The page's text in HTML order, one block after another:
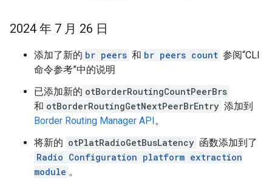
2024 年 7 月 26 日
添加了新的 br peers 和 br peers count 参阅“CLI
命令参考”中的说明
已添加新的 otBorderRoutingCountPeerBrs
和 otBorderRoutingGetNextPeerBrEntry 添加到
Border Routing Manager API。
将新的 otPlatRadioGetBusLatency 函数添加到了
Radio Configuration platform extraction
module 。